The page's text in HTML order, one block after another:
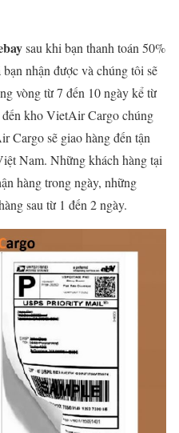
sau khi bạn thanh toán 50%
nhận được và chúng tôi sẽ
vòng từ 7 đến 10 ngày kể từ
kho VietAir Cargo chúng
Cargo sẽ giao hàng đến tận
Nam. Những khách hàng tại
hàng trong ngày, những
sau từ 1 đến 2 ngày.